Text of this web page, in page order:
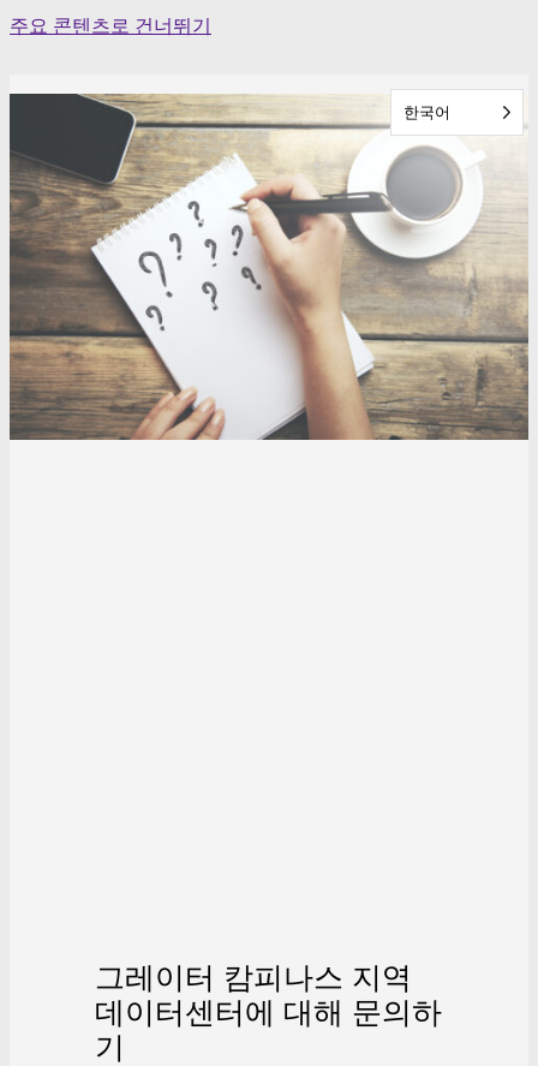
Skip
주요 콘텐츠로 건너뛰기
한국어
그레이터 캄피나스 지역
데이터센터에 대해 문의하
기